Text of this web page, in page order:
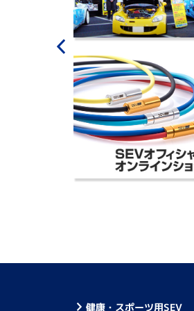
健康・スポーツ用SEV